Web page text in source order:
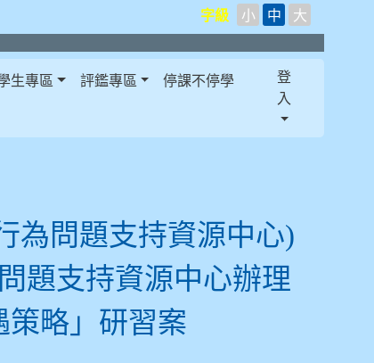
字級 小 中 大
生專區 評鑑專區 停課不停學
登
入
為問題支持資源中心)
題支持資源中心辦理
策略」研習案